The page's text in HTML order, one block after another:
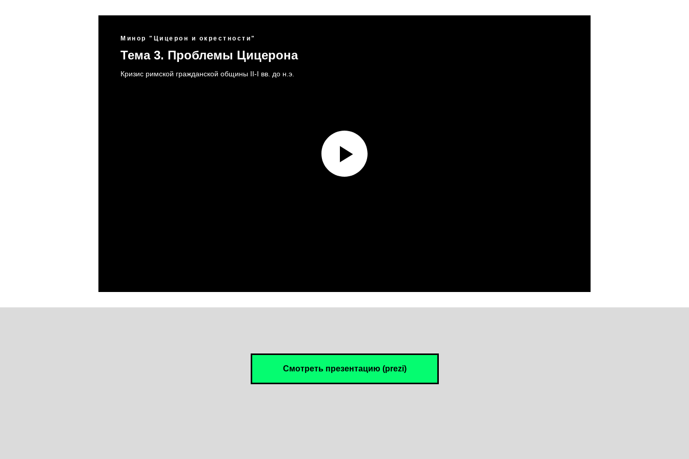
Минор "Цицерон и окрестности"
Тема 3. Проблемы Цицерона
Кризис римской гражданской общины II-I вв. до н.э.
Смотреть презентацию (prezi)